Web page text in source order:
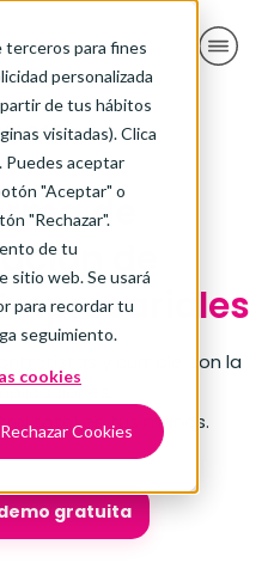
terceros para fines
personalizada
de tus hábitos
visitadas). Clica
Puedes aceptar
"Aceptar" o
"Rechazar".
de tu
sitio web. Se usará
para recordar tu
seguimiento.
cookies
Rechazar Cookies
de
de
y cumple con la
total en tus manos.
gratuita